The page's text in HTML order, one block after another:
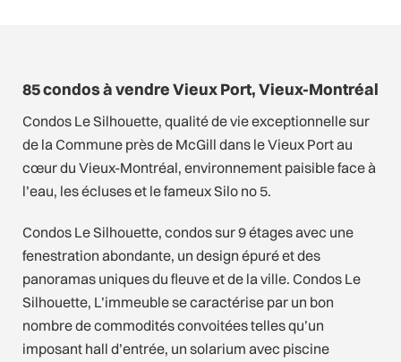
85 condos à vendre Vieux Port, Vieux-Montréal
Condos Le Silhouette, qualité de vie exceptionnelle sur
de la Commune près de McGill dans le Vieux Port au
cœur du Vieux-Montréal, environnement paisible face à
l’eau, les écluses et le fameux Silo no 5.
Condos Le Silhouette, condos sur 9 étages avec une
fenestration abondante, un design épuré et des
panoramas uniques du fleuve et de la ville. Condos Le
Silhouette, L’immeuble se caractérise par un bon
nombre de commodités convoitées telles qu’un
imposant hall d’entrée, un solarium avec piscine